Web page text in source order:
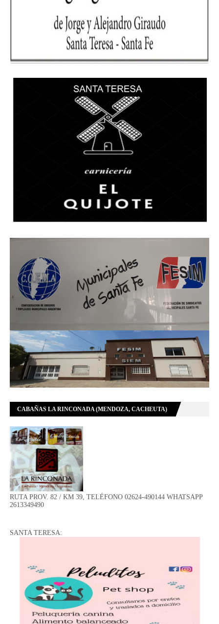
CABAÑAS LA RINCONADA (MENDOZA, CACHEUTA)
RUTA PROV. 82 / KM 39, TELÉFONO 02624-490144 WHATSAPP
2613349490
SANTA TERESA: